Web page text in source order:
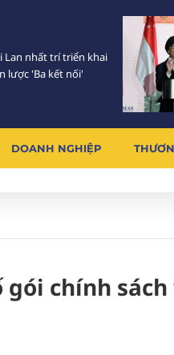
Lan nhất trí triển khai
lược 'Ba kết nối'
DOANH NGHIỆP
chính sách